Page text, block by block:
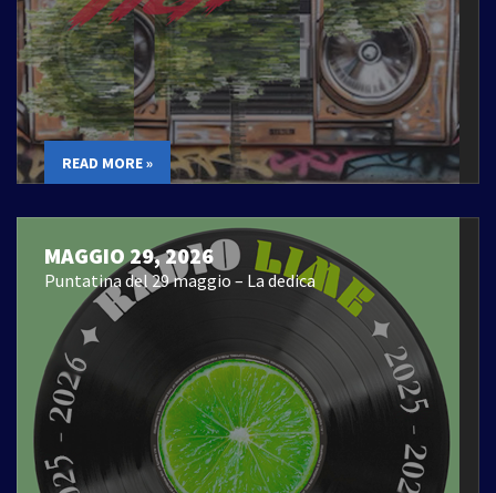
READ MORE »
MAGGIO 29, 2026
Puntatina del 29 maggio – La dedica